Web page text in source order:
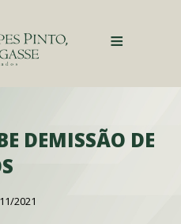
≡
DEMISSÃO DE
2021